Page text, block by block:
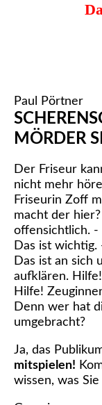
Das
Paul Pörtner
MÖRDER
Der Friseur
nicht mehr
Friseurin Zoff
macht der
offensichtlich.
Das ist
Das ist an sich
aufklären.
Hilfe!
Denn wer hat
umgebracht?
Ja, das
mitspielen!
wissen, was